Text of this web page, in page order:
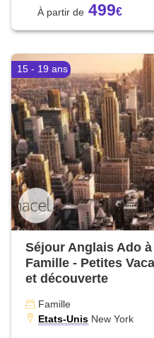
499
15 - 19 ans
Séjour Anglais Ado
Famille - Petites
et découverte
Famille
Etats-Unis New York